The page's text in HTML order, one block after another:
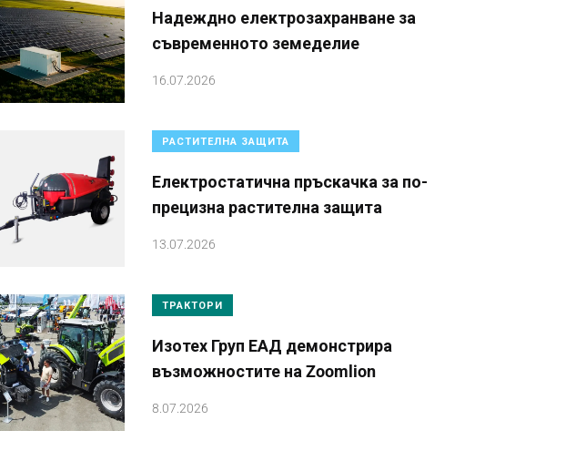
Надеждно електрозахранване за
съвременното земеделие
16.07.2026
РАСТИТЕЛНА ЗАЩИТА
Електростатична пръскачка за по-
прецизна растителна защита
13.07.2026
ТРАКТОРИ
Изотех Груп ЕАД демонстрира
възможностите на Zoomlion
8.07.2026